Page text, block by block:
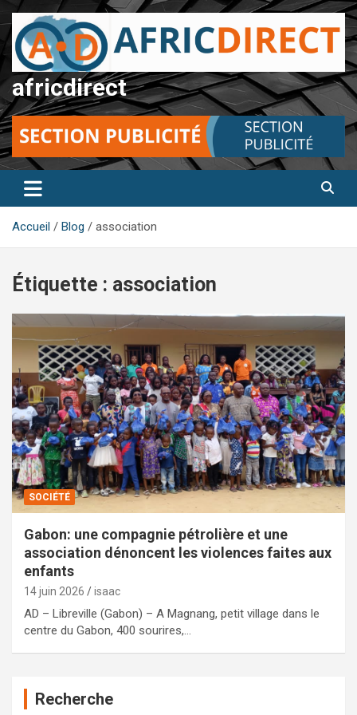
Aller
au
contenu
africdirect
Accueil Blog association
Étiquette : association
SOCIÉTÉ
Gabon: une compagnie pétrolière et une
association dénoncent les violences faites aux
enfants
14 juin 2026 isaac
AD – Libreville (Gabon) – A Magnang, petit village dans le
centre du Gabon, 400 sourires,…
Recherche